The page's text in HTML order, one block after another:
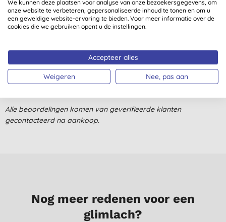
Klantbeoordelingen
5,0van 5 ( 1 beoordeling
L., Wassenaar
1-4-2017
Alle beoordelingen komen van geverifieerde klanten
gecontacteerd na aankoop.
Nog meer redenen voor een
glimlach?
We kunnen deze plaatsen voor analyse van onze bezoekersgegevens, om
onze website te verbeteren, gepersonaliseerde inhoud te tonen en om u
een geweldige website-ervaring te bieden. Voor meer informatie over de
cookies die we gebruiken opent u de instellingen.
Accepteer alles
Weigeren Nee, pas aan